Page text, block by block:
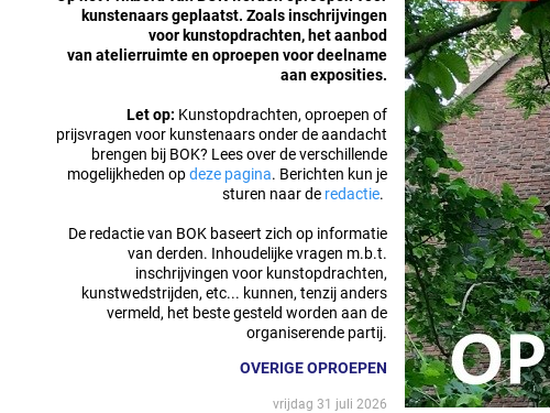
kunstenaars geplaatst. Zoals inschrijvingen
voor kunstopdrachten, het aanbod
van atelierruimte en oproepen voor deelname
aan exposities.
Let op: Kunstopdrachten, oproepen of
prijsvragen voor kunstenaars onder de aandacht
brengen bij BOK? Lees over de verschillende
mogelijkheden opdeze pagina. Berichten kun je
sturen naar de redactie.
De redactie van BOK baseert zich op informatie
van derden. Inhoudelijke vragen m.b.t.
inschrijvingen voor kunstopdrachten,
kunstwedstrijden, etc... kunnen, tenzij anders
vermeld, het beste gesteld worden aan de
organiserende partij.
OVERIGE OPROEPEN
vrijdag 31 juli 2026